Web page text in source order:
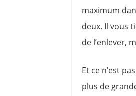
maximum
deux. Il vous
de l’enlever,
Et ce n’est
plus de